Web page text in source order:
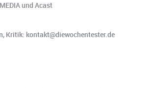
und Acast
Kritik: kontakt@diewochentester.de